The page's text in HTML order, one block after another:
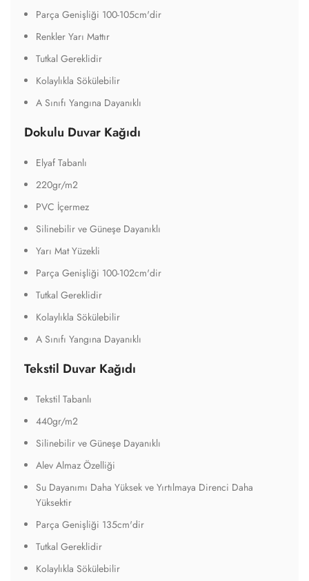
Parça Genişliği 100-105cm'dir
Renkler Yarı Mattır
Tutkal Gereklidir
Kolaylıkla Sökülebilir
A Sınıfı Yangına Dayanıklı
Dokulu Duvar Kağıdı
Elyaf Tabanlı
220gr/m2
PVC İçermez
Silinebilir ve Güneşe Dayanıklı
Yarı Mat Yüzekli
Parça Genişliği 100-102cm'dir
Tutkal Gereklidir
Kolaylıkla Sökülebilir
A Sınıfı Yangına Dayanıklı
Tekstil Duvar Kağıdı
Tekstil Tabanlı
440gr/m2
Silinebilir ve Güneşe Dayanıklı
Alev Almaz Özelliği
Su Dayanımı Daha Yüksek ve Yırtılmaya Direnci Daha
Yüksektir
Parça Genişliği 135cm'dir
Tutkal Gereklidir
Kolaylıkla Sökülebilir